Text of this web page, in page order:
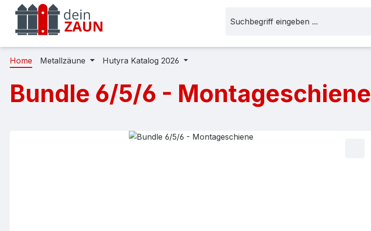
Hauptinhalt springen
Zur Suche springen
Zur Hauptnavigation springen
Home Metallzäune Hutyra Katalog 2026
Bundle 6/5/6 - Montageschiene